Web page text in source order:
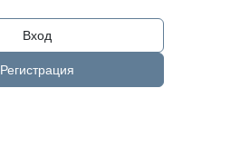
Вход
Регистрация